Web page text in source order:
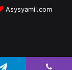
Asysyamil.com